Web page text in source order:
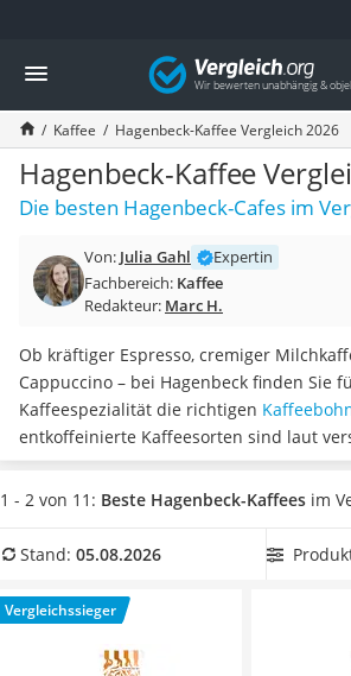
Die beliebtesten Vergleiche nach Kategorie
Lebensmittel
Schwarzkümmelöl
Knäckebrot
Schwarzkümmelöl-Kapseln
Manukahonig
Eiklar
Balsamico-Essig
Schwarzkümmelöl bio
Honig
Gemüsebrühe
Eiskaffee-Pulver
Irischer Whiskey
Grapefruitkernextrakt
Matcha-Set
MCT-Öl
Erythrit
Müsli ohne Zuckerzusatz
Vergleich
Kaffee Hagenbeck-Kaffee Vergleich 2026
Hagenbeck-Kaffee
Die besten Hagenbeck-Cafes im
Von: Julia Gahl
Expertin
Fachbereich: Kaffee
Redakteur: Marc H.
Ob kräftiger Espresso, cremiger
Cappuccino – bei Hagenbeck finden Sie
Kaffeespezialität die richtigen
entkoffeinierte Kaffeesorten sind laut
Tests im Sortiment enthalten. Dabei
der Zubereitung die Wahl zwischen
Hagenbeck-Kaffee mit mildem Aroma
sensiblen Magen zählen und säurearmen
Überzeugt hat uns hier im August 2026
Hagenbeck Kaffee Schümli mit
1 - 2 von 11: Beste Hagenbeck-Kaffees im
Stand: 05.08.2026
Vergleichssieger